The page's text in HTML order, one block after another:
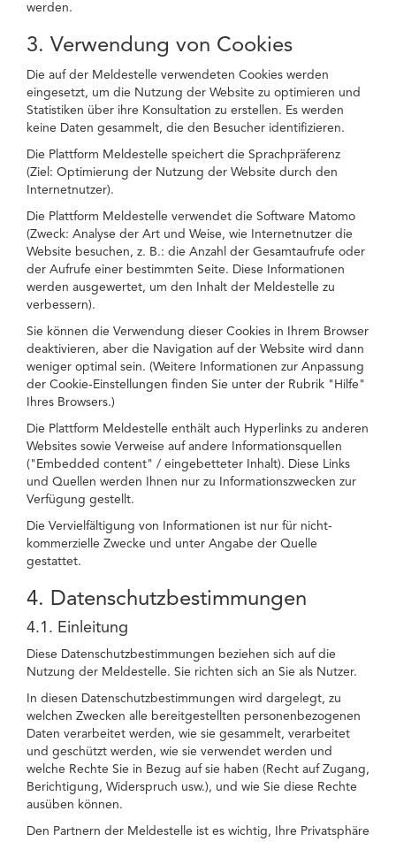
werden.
3. Verwendung von Cookies
Die auf der Meldestelle verwendeten Cookies werden
eingesetzt, um die Nutzung der Website zu optimieren und
Statistiken über ihre Konsultation zu erstellen. Es werden
keine Daten gesammelt, die den Besucher identifizieren.
Die Plattform Meldestelle speichert die Sprachpräferenz
(Ziel: Optimierung der Nutzung der Website durch den
Internetnutzer).
Die Plattform Meldestelle verwendet die Software Matomo
(Zweck: Analyse der Art und Weise, wie Internetnutzer die
Website besuchen, z. B.: die Anzahl der Gesamtaufrufe oder
der Aufrufe einer bestimmten Seite. Diese Informationen
werden ausgewertet, um den Inhalt der Meldestelle zu
verbessern).
Sie können die Verwendung dieser Cookies in Ihrem Browser
deaktivieren, aber die Navigation auf der Website wird dann
weniger optimal sein. (Weitere Informationen zur Anpassung
der Cookie-Einstellungen finden Sie unter der Rubrik "Hilfe"
Ihres Browsers.)
Die Plattform Meldestelle enthält auch Hyperlinks zu anderen
Websites sowie Verweise auf andere Informationsquellen
("Embedded content" / eingebetteter Inhalt). Diese Links
und Quellen werden Ihnen nur zu Informationszwecken zur
Verfügung gestellt.
Die Vervielfältigung von Informationen ist nur für nicht-
kommerzielle Zwecke und unter Angabe der Quelle
gestattet.
4. Datenschutzbestimmungen
4.1. Einleitung
Diese Datenschutzbestimmungen beziehen sich auf die
Nutzung der Meldestelle. Sie richten sich an Sie als Nutzer.
In diesen Datenschutzbestimmungen wird dargelegt, zu
welchen Zwecken alle bereitgestellten personenbezogenen
Daten verarbeitet werden, wie sie gesammelt, verarbeitet
und geschützt werden, wie sie verwendet werden und
welche Rechte Sie in Bezug auf sie haben (Recht auf Zugang,
Berichtigung, Widerspruch usw.), und wie Sie diese Rechte
ausüben können.
Den Partnern der Meldestelle ist es wichtig, Ihre Privatsphäre